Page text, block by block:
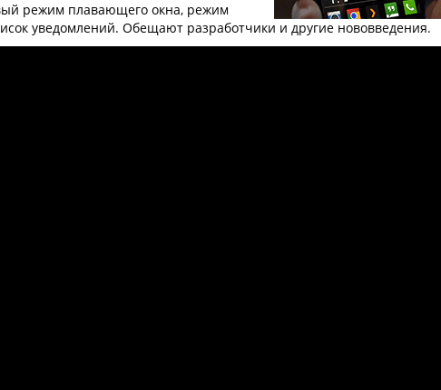
режим плавающего окна, режим
уведомлений. Обещают разработчики и другие нововведения.